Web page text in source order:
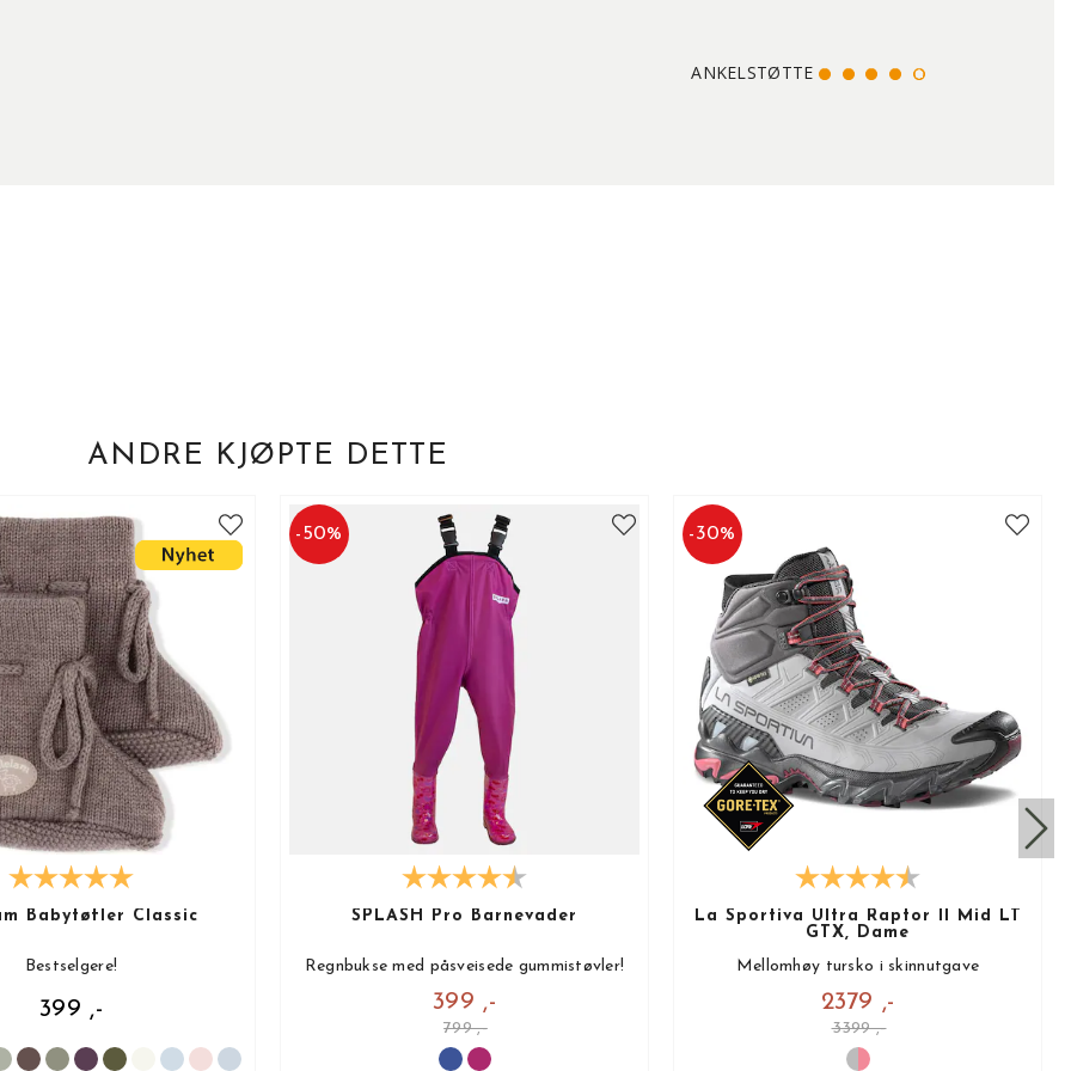
ANKELSTØTTE
ANDRE KJØPTE DETTE
Babytøfler Classic
Bestselgere!
399 ,-
-50%
SPLASH Pro Barnevader
Regnbukse med påsveisede gummistøvler!
399 ,-
799 ,-
-30%
La Sportiva Ultra Raptor II Mid LT
GTX, Dame
Mellomhøy tursko i skinnutgave
2379 ,-
3399 ,-